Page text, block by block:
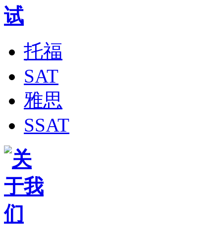
托福
SAT
雅思
SSAT